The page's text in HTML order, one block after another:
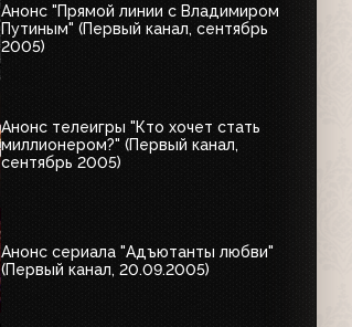
Анонс "Прямой линии с Владимиром
Путиным" (Первый канал, сентябрь
2005)
Анонс телеигры "Кто хочет стать
миллионером?" (Первый канал,
сентябрь 2005)
Анонс сериала "Адъютанты любви"
(Первый канал, 20.09.2005)